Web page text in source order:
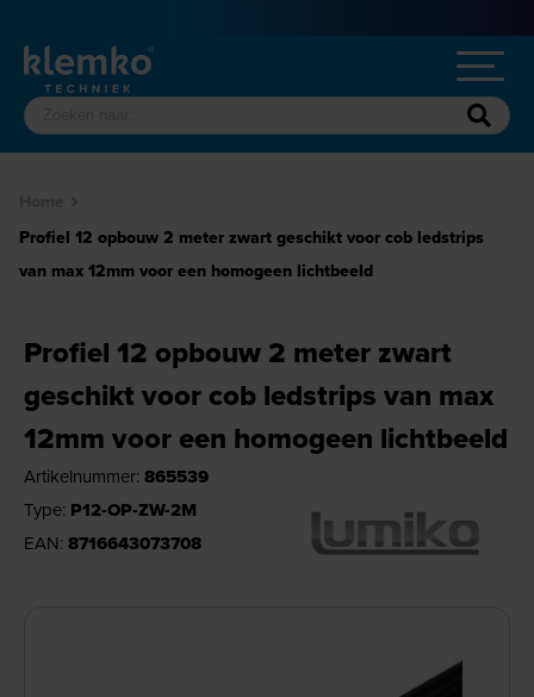
Profiel 12 opbouw 2 meter zwart geschikt voor cob ledstrips
van max 12mm voor een homogeen lichtbeeld
Profiel 12 opbouw 2 meter zwart
geschikt voor cob ledstrips van max
12mm voor een homogeen lichtbeeld
Artikelnummer: 865539
Type: P12-OP-ZW-2M
EAN: 8716643073708